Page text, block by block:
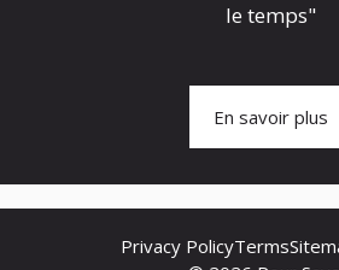
le temps"
En savoir plus
Privacy PolicyTerms